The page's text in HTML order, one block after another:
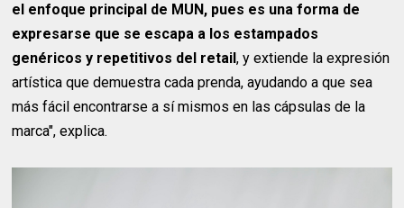
el enfoque principal de MUN, pues es una forma de
expresarse que se escapa a los estampados
genéricos y repetitivos del retail, y extiende la expresión
artística que demuestra cada prenda, ayudando a que sea
más fácil encontrarse a sí mismos en las cápsulas de la
marca", explica.